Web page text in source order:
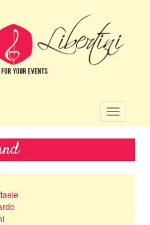
Toggle